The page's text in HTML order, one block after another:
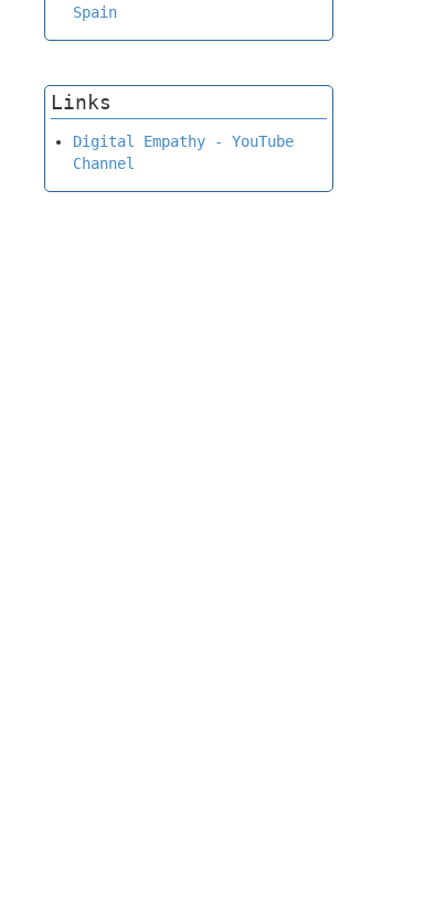
Spain
Links
Digital Empathy - YouTube
Channel